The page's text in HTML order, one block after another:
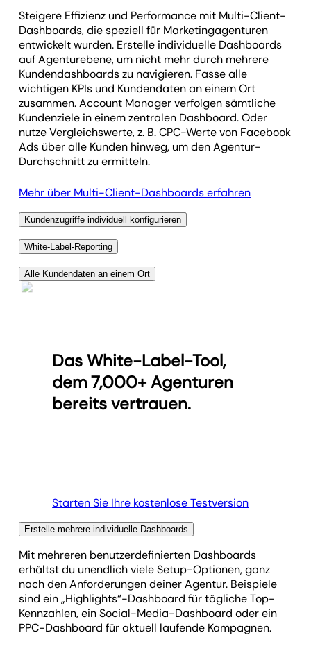
Steigere Effizienz und Performance mit Multi-Client-
Dashboards, die speziell für Marketingagenturen
entwickelt wurden. Erstelle individuelle Dashboards
auf Agenturebene, um nicht mehr durch mehrere
Kundendashboards zu navigieren. Fasse alle
wichtigen KPIs und Kundendaten an einem Ort
zusammen. Account Manager verfolgen sämtliche
Kundenziele in einem zentralen Dashboard. Oder
nutze Vergleichswerte, z. B. CPC-Werte von Facebook
Ads über alle Kunden hinweg, um den Agentur-
Durchschnitt zu ermitteln.
Mehr über Multi-Client-Dashboards erfahren
Kundenzugriffe individuell konfigurieren
Einige Kunden sind technikaffiner und möchten
anderen ist es sinnvoller, den Zugang einzuschränken
und Informations­überflutung zu vermeiden. Du hast
Verwalte deine gesamte Agentur
White-Label-Reporting
Nachdem du die Berichterstattung automatisiert
hast, kannst du Dashboards und Reports individuell
deinem Aushängeschild.
White-Label-Funktionen entdecken
Alle Kundendaten an einem Ort
Daten zentral an einem Ort – übersichtlich und
direkt zugänglich.
Integrationen anzeigen
Das White-Label-Tool,
dem 7,000+ Agenturen
bereits vertrauen.
Starten Sie Ihre kostenlose Testversion
Erstelle mehrere individuelle Dashboards
Mit mehreren benutzerdefinierten Dashboards
erhältst du unendlich viele Setup-Optionen, ganz
nach den Anforderungen deiner Agentur. Beispiele
sind ein „Highlights“-Dashboard für tägliche Top-
Kennzahlen, ein Social-Media-Dashboard oder ein
PPC-Dashboard für aktuell laufende Kampagnen.